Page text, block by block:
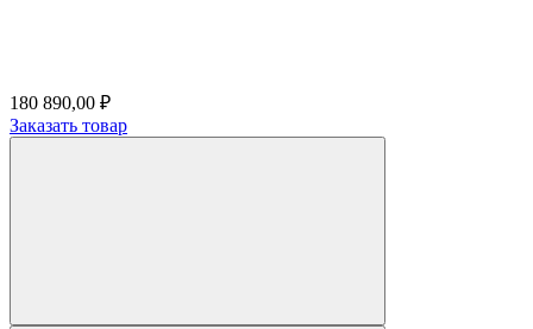
180 890,00 ₽
Заказать товар